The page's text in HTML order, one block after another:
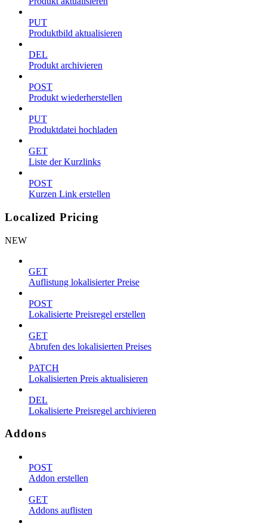
PUT
Produktbild aktualisieren
DEL
Produkt archivieren
POST
Produkt wiederherstellen
PUT
Produktdatei hochladen
GET
Liste der Kurzlinks
POST
Kurzen Link erstellen
Localized Pricing
NEW
GET
Auflistung lokalisierter Preise
POST
Lokalisierte Preisregel erstellen
GET
Abrufen des lokalisierten Preises
PATCH
Lokalisierten Preis aktualisieren
DEL
Lokalisierte Preisregel archivieren
Addons
POST
Addon erstellen
GET
Addons auflisten